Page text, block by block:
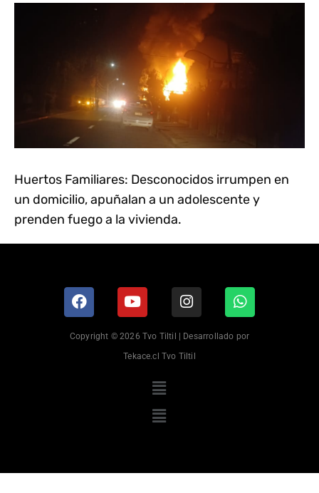
Huertos Familiares: Desconocidos irrumpen en
un domicilio, apuñalan a un adolescente y
prenden fuego a la vivienda.
Copyright © 2026 Tvo Tiltil | Desarrollado por
Tekace.cl Tvo Tiltil